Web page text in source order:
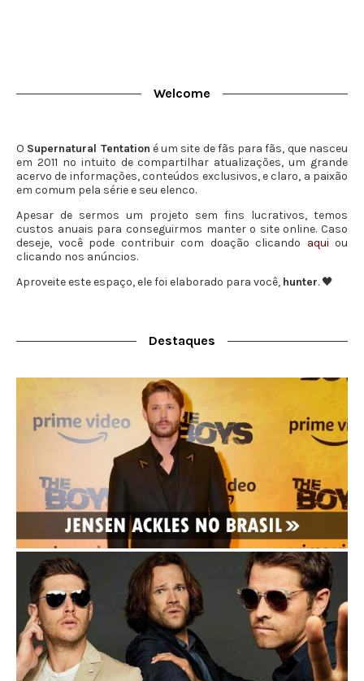
Welcome
O Supernatural Tentation é um site de fãs para fãs, que nasceu
em 2011 no intuito de compartilhar atualizações, um grande
acervo de informações, conteúdos exclusivos, e claro, a paixão
em comum pela série e seu elenco.
Apesar de sermos um projeto sem fins lucrativos, temos
custos anuais para conseguirmos manter o site online. Caso
deseje, você pode contribuir com doação clicando aqui ou
clicando nos anúncios.
Aproveite este espaço, ele foi elaborado para você, hunter. 🖤
Destaques